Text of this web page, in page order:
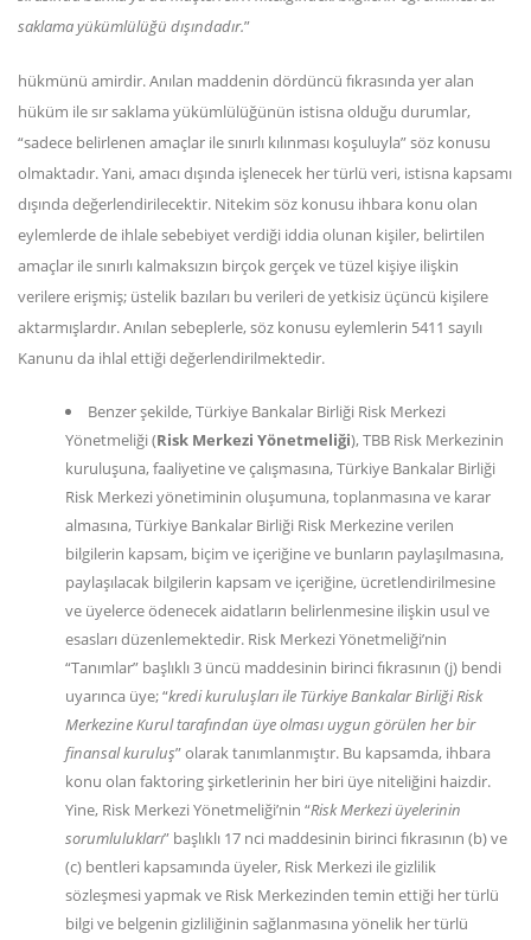
saklama yükümlülüğü dışındadır.”
hükmünü amirdir. Anılan maddenin dördüncü fıkrasında yer alan
hüküm ile sır saklama yükümlülüğünün istisna olduğu durumlar,
“sadece belirlenen amaçlar ile sınırlı kılınması koşuluyla” söz konusu
olmaktadır. Yani, amacı dışında işlenecek her türlü veri, istisna kapsamı
dışında değerlendirilecektir. Nitekim söz konusu ihbara konu olan
eylemlerde de ihlale sebebiyet verdiği iddia olunan kişiler, belirtilen
amaçlar ile sınırlı kalmaksızın birçok gerçek ve tüzel kişiye ilişkin
verilere erişmiş; üstelik bazıları bu verileri de yetkisiz üçüncü kişilere
aktarmışlardır. Anılan sebeplerle, söz konusu eylemlerin 5411 sayılı
Kanunu da ihlal ettiği değerlendirilmektedir.
Benzer şekilde, Türkiye Bankalar Birliği Risk Merkezi
Yönetmeliği (Risk Merkezi Yönetmeliği), TBB Risk Merkezinin
kuruluşuna, faaliyetine ve çalışmasına, Türkiye Bankalar Birliği
Risk Merkezi yönetiminin oluşumuna, toplanmasına ve karar
almasına, Türkiye Bankalar Birliği Risk Merkezine verilen
bilgilerin kapsam, biçim ve içeriğine ve bunların paylaşılmasına,
paylaşılacak bilgilerin kapsam ve içeriğine, ücretlendirilmesine
ve üyelerce ödenecek aidatların belirlenmesine ilişkin usul ve
esasları düzenlemektedir. Risk Merkezi Yönetmeliği’nin
“Tanımlar” başlıklı 3 üncü maddesinin birinci fıkrasının (j) bendi
uyarınca üye; “kredi kuruluşları ile Türkiye Bankalar Birliği Risk
Merkezine Kurul tarafından üye olması uygun görülen her bir
finansal kuruluş” olarak tanımlanmıştır. Bu kapsamda, ihbara
konu olan faktoring şirketlerinin her biri üye niteliğini haizdir.
Yine, Risk Merkezi Yönetmeliği’nin “Risk Merkezi üyelerinin
sorumlulukları” başlıklı 17 nci maddesinin birinci fıkrasının (b) ve
(c) bentleri kapsamında üyeler, Risk Merkezi ile gizlilik
sözleşmesi yapmak ve Risk Merkezinden temin ettiği her türlü
bilgi ve belgenin gizliliğinin sağlanmasına yönelik her türlü